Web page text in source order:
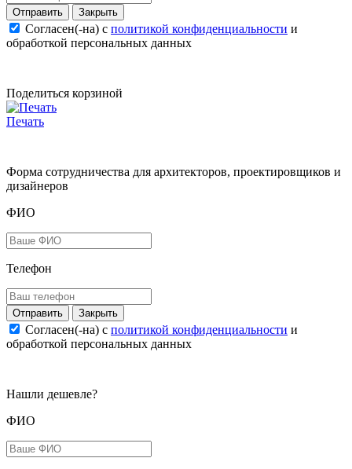
Закрыть
Согласен(-на) c политикой конфиденциальности и
обработкой персональных данных
Поделиться корзиной
Печать
Форма сотрудничества для архитекторов, проектировщиков и
дизайнеров
ФИО
Телефон
Закрыть
Согласен(-на) c политикой конфиденциальности и
обработкой персональных данных
Нашли дешевле?
ФИО